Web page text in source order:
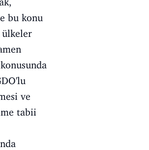
bu konu
ülkeler
ve
tabii